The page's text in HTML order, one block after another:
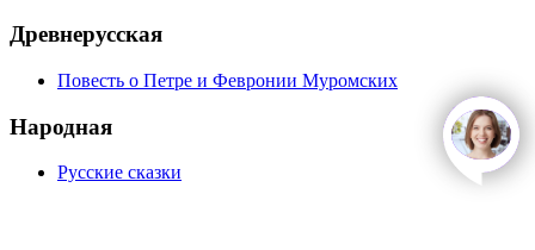
Древнерусская
Повесть о Петре и Февронии Муромских
Народная
Русские сказки
open